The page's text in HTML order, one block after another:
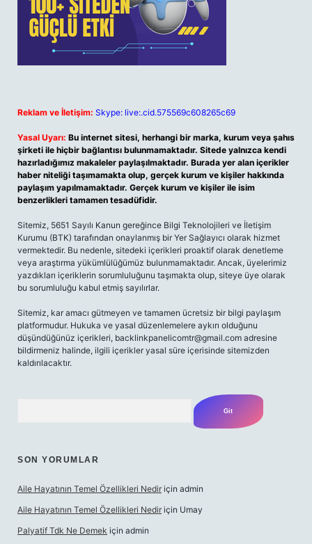
Reklam ve İletişim: Skype: live:.cid.575569c608265c69
Yasal Uyarı: Bu internet sitesi, herhangi bir marka, kurum veya şahıs
şirketi ile hiçbir bağlantısı bulunmamaktadır. Sitede yalnızca kendi
hazırladığımız makaleler paylaşılmaktadır. Burada yer alan içerikler
haber niteliği taşımamakta olup, gerçek kurum ve kişiler hakkında
paylaşım yapılmamaktadır. Gerçek kurum ve kişiler ile isim
benzerlikleri tamamen tesadüfidir.
Sitemiz, 5651 Sayılı Kanun gereğince Bilgi Teknolojileri ve İletişim
Kurumu (BTK) tarafından onaylanmış bir Yer Sağlayıcı olarak hizmet
vermektedir. Bu nedenle, sitedeki içerikleri proaktif olarak denetleme
veya araştırma yükümlülüğümüz bulunmamaktadır. Ancak, üyelerimiz
yazdıkları içeriklerin sorumluluğunu taşımakta olup, siteye üye olarak
bu sorumluluğu kabul etmiş sayılırlar.
Sitemiz, kar amacı gütmeyen ve tamamen ücretsiz bir bilgi paylaşım
platformudur. Hukuka ve yasal düzenlemelere aykırı olduğunu
düşündüğünüz içerikleri, backlinkpanelicomtr@gmail.com adresine
bildirmeniz halinde, ilgili içerikler yasal süre içerisinde sitemizden
kaldırılacaktır.
SON YORUMLAR
Aile Hayatının Temel Özellikleri Nedir için admin
Aile Hayatının Temel Özellikleri Nedir için Umay
Palyatif Tdk Ne Demek için admin